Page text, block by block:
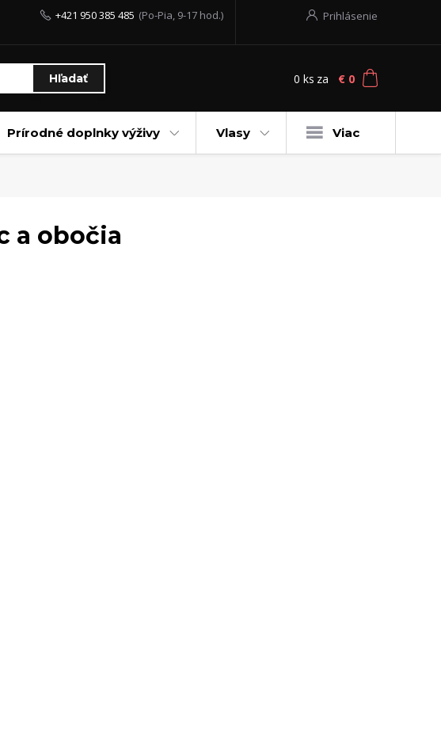
Prihlásenie
Hľadať
+421 950 385 485 (Po-Pia, 9-17 hod.)
0 ks za € 0
Prírodné doplnky výživy Vlasy Viac
a obočia